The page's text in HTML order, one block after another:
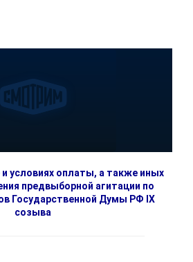
условиях оплаты, а также иных
предвыборной агитации по
Государственной Думы РФ IX
созыва